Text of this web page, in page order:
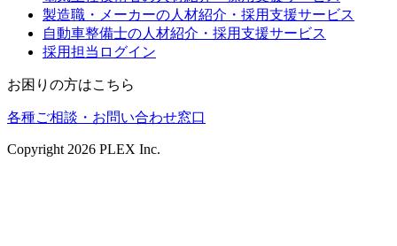
製造職・メーカーの人材紹介・採用支援サービス
自動車整備士の人材紹介・採用支援サービス
採用担当ログイン
お困りの方はこちら
各種ご相談・お問い合わせ窓口
Copyright 2026 PLEX Inc.